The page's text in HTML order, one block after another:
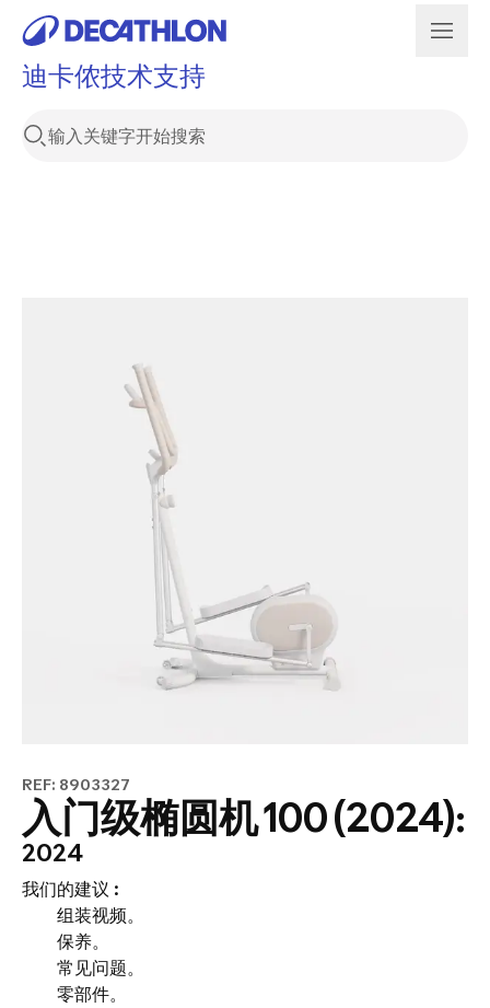
迪卡侬技术支持
REF: 8903327
入门级椭圆机 100 (2024):
2024
我们的建议 :
组装视频。
保养。
常见问题。
零部件。